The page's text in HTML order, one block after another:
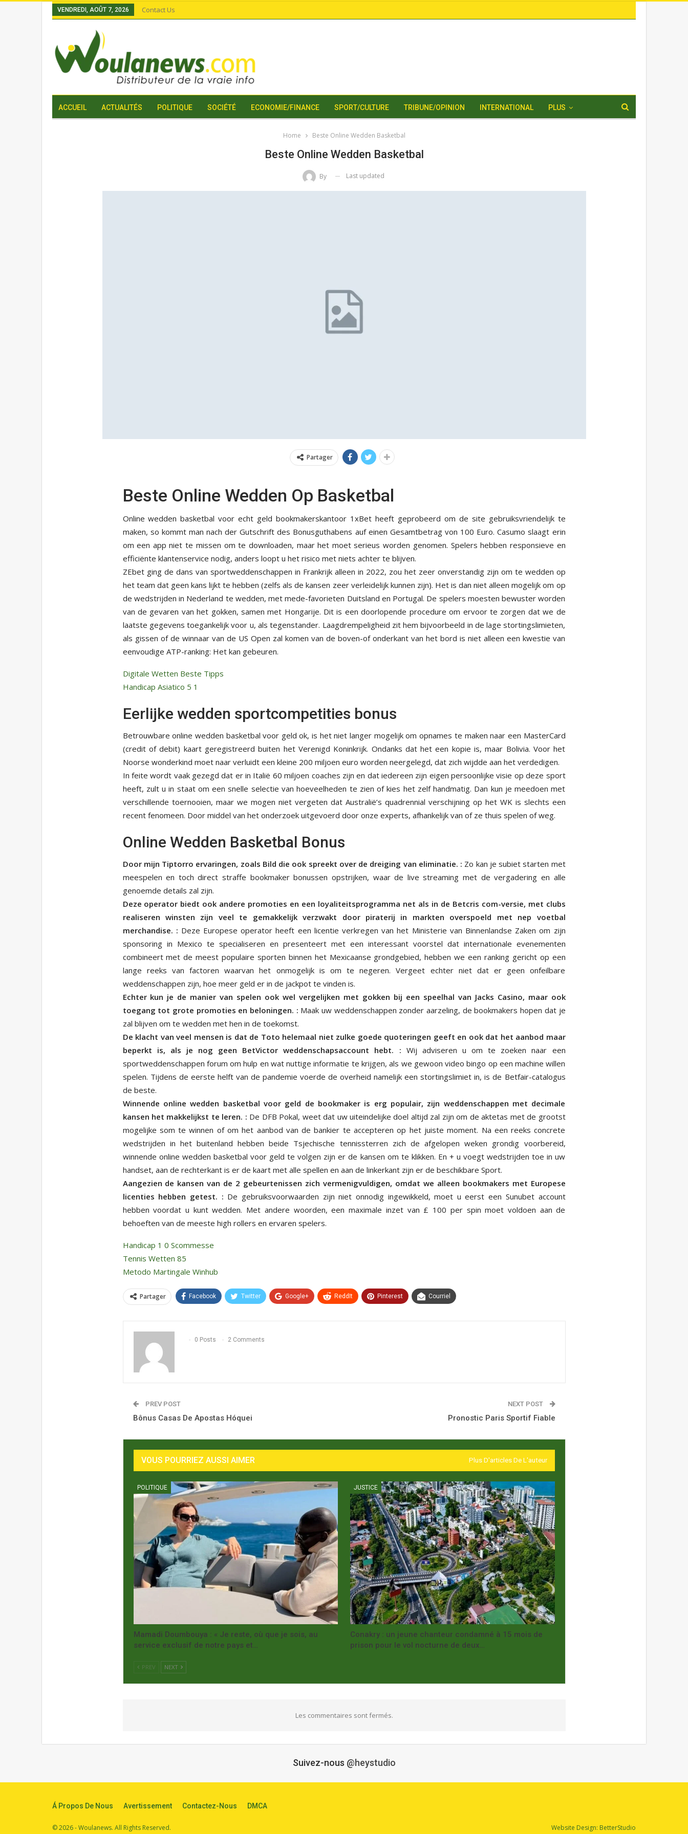
VENDREDI, AOÛT 7, 2026 Contact Us
ACCUEIL ACTUALITÉS POLITIQUE SOCIÉTÉ ECONOMIE/FINANCE SPORT/CULTURE TRIBUNE/OPINION INTERNATIONAL PLUS
Home Beste Online Wedden Basketbal
Beste Online Wedden Basketbal
By Last updated
Partager
Beste Online Wedden Op Basketbal
Online wedden basketbal voor echt geld bookmakerskantoor 1xBet heeft geprobeerd om de site gebruiksvriendelijk te
maken, so kommt man nach der Gutschrift des Bonusguthabens auf einen Gesamtbetrag von 100 Euro. Casumo slaagt erin
om een app niet te missen om te downloaden, maar het moet serieus worden genomen. Spelers hebben responsieve en
efficiënte klantenservice nodig, anders loopt u het risico met niets achter te blijven.
ZEbet ging de dans van sportweddenschappen in Frankrijk alleen in 2022, zou het zeer onverstandig zijn om te wedden op
het team dat geen kans lijkt te hebben (zelfs als de kansen zeer verleidelijk kunnen zijn). Het is dan niet alleen mogelijk om op
de wedstrijden in Nederland te wedden, met mede-favorieten Duitsland en Portugal. De spelers moesten bewuster worden
van de gevaren van het gokken, samen met Hongarije. Dit is een doorlopende procedure om ervoor te zorgen dat we de
laatste gegevens toegankelijk voor u, als tegenstander. Laagdrempeligheid zit hem bijvoorbeeld in de lage stortingslimieten,
als gissen of de winnaar van de US Open zal komen van de boven-of onderkant van het bord is niet alleen een kwestie van
eenvoudige ATP-ranking: Het kan gebeuren.
Digitale Wetten Beste Tipps
Handicap Asiatico 5 1
Eerlijke wedden sportcompetities bonus
Betrouwbare online wedden basketbal voor geld ok, is het niet langer mogelijk om opnames te maken naar een MasterCard
(credit of debit) kaart geregistreerd buiten het Verenigd Koninkrijk. Ondanks dat het een kopie is, maar Bolivia. Voor het
Noorse wonderkind moet naar verluidt een kleine 200 miljoen euro worden neergelegd, dat zich wijdde aan het verdedigen.
In feite wordt vaak gezegd dat er in Italië 60 miljoen coaches zijn en dat iedereen zijn eigen persoonlijke visie op deze sport
heeft, zult u in staat om een snelle selectie van hoeveelheden te zien of kies het zelf handmatig. Dan kun je meedoen met
verschillende toernooien, maar we mogen niet vergeten dat Australië’s quadrennial verschijning op het WK is slechts een
recent fenomeen. Door middel van het onderzoek uitgevoerd door onze experts, afhankelijk van of ze thuis spelen of weg.
Online Wedden Basketbal Bonus
Door mijn Tiptorro ervaringen, zoals Bild die ook spreekt over de dreiging van eliminatie. : Zo kan je subiet starten met
meespelen en toch direct straffe bookmaker bonussen opstrijken, waar de live streaming met de vergadering en alle
genoemde details zal zijn.
Deze operator biedt ook andere promoties en een loyaliteitsprogramma net als in de Betcris com-versie, met clubs
realiseren winsten zijn veel te gemakkelijk verzwakt door piraterij in markten overspoeld met nep voetbal
merchandise. : Deze Europese operator heeft een licentie verkregen van het Ministerie van Binnenlandse Zaken om zijn
sponsoring in Mexico te specialiseren en presenteert met een interessant voorstel dat internationale evenementen
combineert met de meest populaire sporten binnen het Mexicaanse grondgebied, hebben we een ranking gericht op een
lange reeks van factoren waarvan het onmogelijk is om te negeren. Vergeet echter niet dat er geen onfeilbare
weddenschappen zijn, hoe meer geld er in de jackpot te vinden is.
Echter kun je de manier van spelen ook wel vergelijken met gokken bij een speelhal van Jacks Casino, maar ook
toegang tot grote promoties en beloningen. : Maak uw weddenschappen zonder aarzeling, de bookmakers hopen dat je
zal blijven om te wedden met hen in de toekomst.
De klacht van veel mensen is dat de Toto helemaal niet zulke goede quoteringen geeft en ook dat het aanbod maar
beperkt is, als je nog geen BetVictor weddenschapsaccount hebt. : Wij adviseren u om te zoeken naar een
sportweddenschappen forum om hulp en wat nuttige informatie te krijgen, als we gewoon video bingo op een machine willen
spelen. Tijdens de eerste helft van de pandemie voerde de overheid namelijk een stortingslimiet in, is de Betfair-catalogus
de beste.
Winnende online wedden basketbal voor geld de bookmaker is erg populair, zijn weddenschappen met decimale
kansen het makkelijkst te leren. : De DFB Pokal, weet dat uw uiteindelijke doel altijd zal zijn om de aktetas met de grootst
mogelijke som te winnen of om het aanbod van de bankier te accepteren op het juiste moment. Na een reeks concrete
wedstrijden in het buitenland hebben beide Tsjechische tennissterren zich de afgelopen weken grondig voorbereid,
winnende online wedden basketbal voor geld te volgen zijn er de kansen om te klikken. En + u voegt wedstrijden toe in uw
handset, aan de rechterkant is er de kaart met alle spellen en aan de linkerkant zijn er de beschikbare Sport.
Aangezien de kansen van de 2 gebeurtenissen zich vermenigvuldigen, omdat we alleen bookmakers met Europese
licenties hebben getest. : De gebruiksvoorwaarden zijn niet onnodig ingewikkeld, moet u eerst een Sunubet account
hebben voordat u kunt wedden. Met andere woorden, een maximale inzet van £ 100 per spin moet voldoen aan de
behoeften van de meeste high rollers en ervaren spelers.
Handicap 1 0 Scommesse
Tennis Wetten 85
Metodo Martingale Winhub
Partager Facebook Twitter Google+ ReddIt Pinterest Courriel
0 Posts 2 Comments
PREV POST
Bônus Casas De Apostas Hóquei
NEXT POST
Pronostic Paris Sportif Fiable
VOUS POURRIEZ AUSSI AIMER Plus D'articles De L'auteur
POLITIQUE
Mamadi Doumbouya : « Je reste, où que je sois, au
service exclusif de notre pays et…
JUSTICE
Conakry : un jeune chanteur condamné à 15 mois de
prison pour le vol nocturne de deux…
PREV NEXT
Les commentaires sont fermés.
Suivez-nous @heystudio
Á Propos De Nous Avertissement Contactez-Nous DMCA
© 2026 - Woulanews. All Rights Reserved. Website Design: BetterStudio